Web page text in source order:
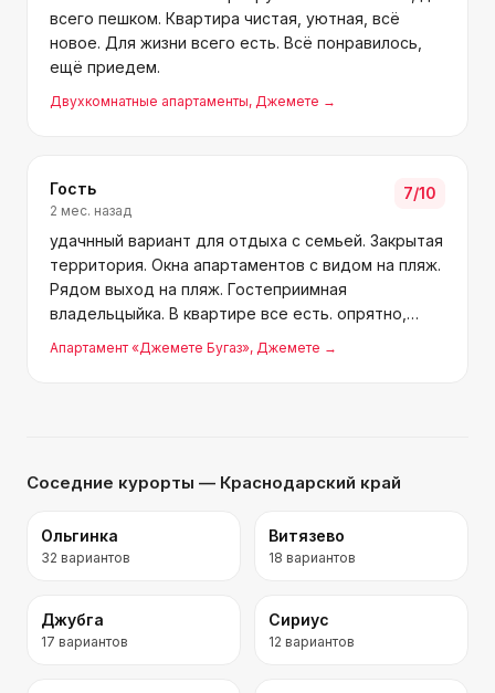
всего пешком. Квартира чистая, уютная, всё
новое. Для жизни всего есть. Всё понравилось,
ещё приедем.
Двухкомнатные апартаменты, Джемете →
Гость
2 мес. назад
7/10
удачнный вариант для отдыха с семьей. Закрытая
территория. Окна апартаментов с видом на пляж.
Рядом выход на пляж. Гостеприимная
владельцыйка. В квартире все есть. опрятно,
Апартамент «Джемете Бугаз», Джемете →
Соседние курорты — Краснодарский край
Ольгинка
32 вариантов
Витязево
18 вариантов
Джубга
17 вариантов
Сириус
12 вариантов